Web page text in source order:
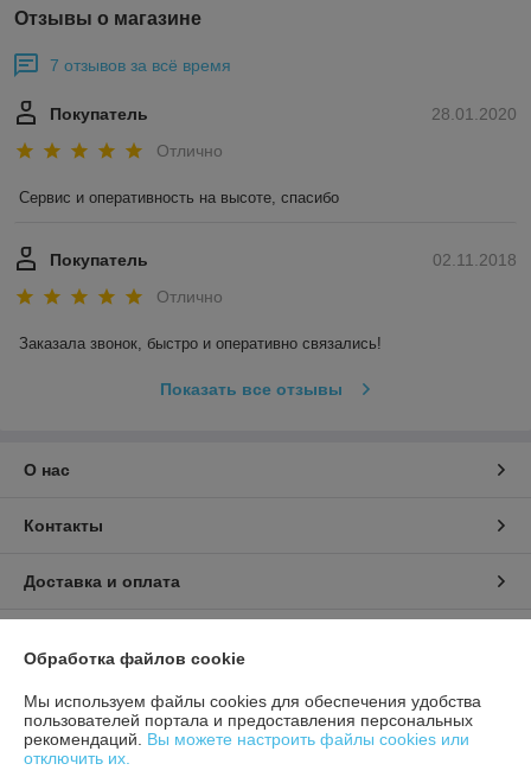
Отзывы о магазине
7 отзывов за всё время
28.01.2020
Покупатель
Отлично
Сервис и оперативность на высоте, спасибо
02.11.2018
Покупатель
Отлично
Заказала звонок, быстро и оперативно связались!
Показать все отзывы
О нас
Контакты
Доставка и оплата
Полная версия сайта
Политика обработки cookies
Обработка файлов cookie
Мы используем файлы cookies для обеспечения удобства
пользователей портала и предоставления персональных
рекомендаций. Вы можете настроить файлы cookies или
отключить их.